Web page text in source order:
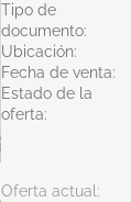
Tipo de
documento:
Ubicación:
Fecha de venta:
Estado de la
oferta:
Oferta actual: